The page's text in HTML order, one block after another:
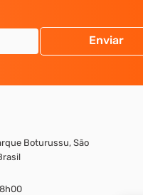
Enviar
Boturussu, São